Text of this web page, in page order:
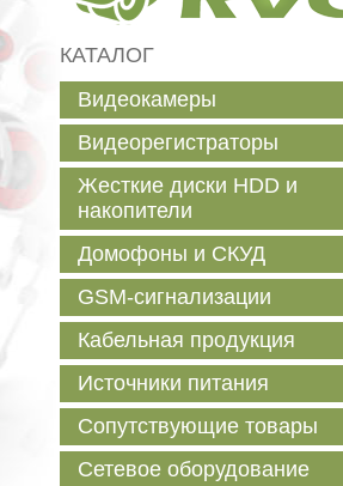
КАТАЛОГ
Видеокамеры
Видеорегистраторы
Жесткие диски HDD и
накопители
Домофоны и СКУД
GSM-сигнализации
Кабельная продукция
Источники питания
Сопутствующие товары
Сетевое оборудование